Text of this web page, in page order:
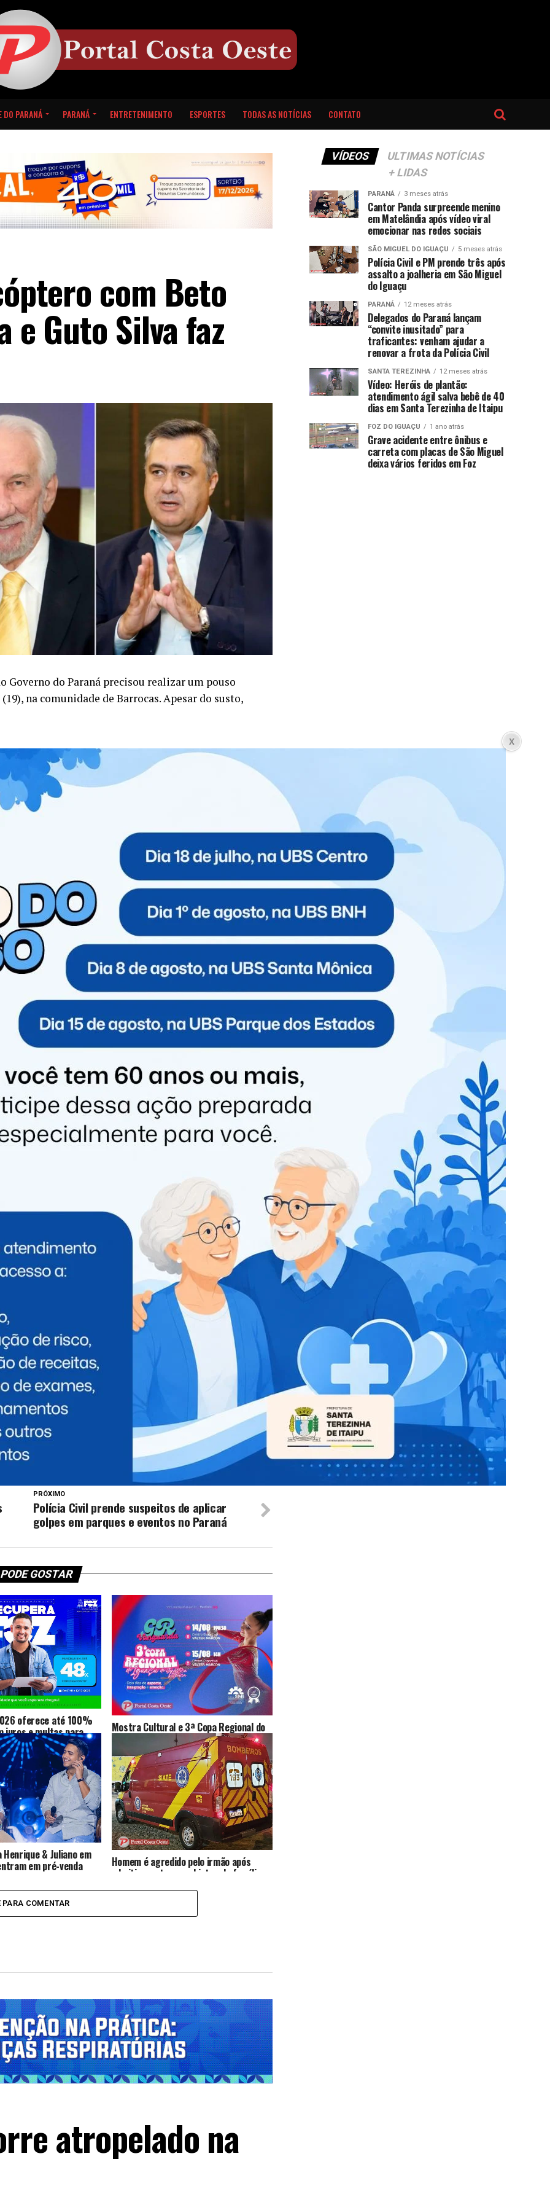
DO PARANÁ PARANÁ ENTRETENIMENTO ESPORTES TODAS AS NOTÍCIAS CONTATO
com Beto
e Guto Silva faz
do Paraná precisou realizar um pouso
na comunidade de Barrocas. Apesar do susto,
Beto Preto, o vice-governadorDarci Pianae o
para o lançamento oficial do Hospital de Imbituva,
durante o trajeto, os ocupantes perceberam um forte
o piloto optou por realizar um pouso
de segurança.
houve uma sinalização de possível problema no
Casa Militar para a adoção do procedimento
não foi constatado nenhum problema
o voo e seguiu até Imbituva, onde as autoridades
das obras do novo hospital.
durante a cerimônia, ao relatar o susto vivido no
PRÓXIMO
Polícia Civil prende suspeitos de aplicar
golpes em parques e eventos no Paraná
GOSTAR
oferece até 100%
juros e multas para
dívidas
Mostra Cultural e 3ª Copa Regional do
Iguaçu de Ginástica Rítmica serão
realizadas em São Miguel do Iguaçu
& Juliano em
em pré-venda Homem é agredido pelo irmão após
admitir que trocou objetos da família
PARA COMENTAR
atropelado na
VÍDEOS
ULTIMAS NOTÍCIAS
+ LIDAS
PARANÁ 3 meses atrás
Cantor Panda surpreende menino
em Matelândia após vídeo viral
emocionar nas redes sociais
SÃO MIGUEL DO IGUAÇU 5 meses atrás
Polícia Civil e PM prende três após
assalto a joalheria em São Miguel
do Iguaçu
PARANÁ 12 meses atrás
Delegados do Paraná lançam
“convite inusitado” para
traficantes: venham ajudar a
renovar a frota da Polícia Civil
SANTA TEREZINHA 12 meses atrás
Vídeo: Heróis de plantão:
atendimento ágil salva bebê de 40
dias em Santa Terezinha de Itaipu
FOZ DO IGUAÇU 1 ano atrás
Grave acidente entre ônibus e
carreta com placas de São Miguel
deixa vários feridos em Foz